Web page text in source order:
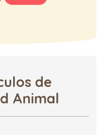
de
Animal